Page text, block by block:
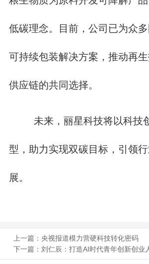
低碳理念。目前，公司已为众
可持续包装解决方案，推动再
供应链的共同选择。
未来，丽星科技将以科技
型，助力实现双碳目标，引领
展。
上一篇： 央视报道模力营硬科技转化密码
下一篇： 刘仁辰：打造AI时代青年创新创业